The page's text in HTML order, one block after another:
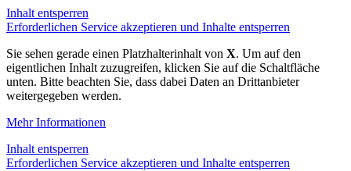
Inhalt entsperren
Erforderlichen Service akzeptieren und Inhalte entsperren
Sie sehen gerade einen Platzhalterinhalt von X. Um auf den
eigentlichen Inhalt zuzugreifen, klicken Sie auf die Schaltfläche
unten. Bitte beachten Sie, dass dabei Daten an Drittanbieter
weitergegeben werden.
Mehr Informationen
Inhalt entsperren
Erforderlichen Service akzeptieren und Inhalte entsperren